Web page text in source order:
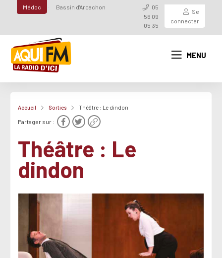
Médoc Bassin d'Arcachon
05
56 09
05 35
Se
connecter
MENU
Accueil Sorties Théâtre : Le dindon
Partager sur :
Théâtre : Le
dindon